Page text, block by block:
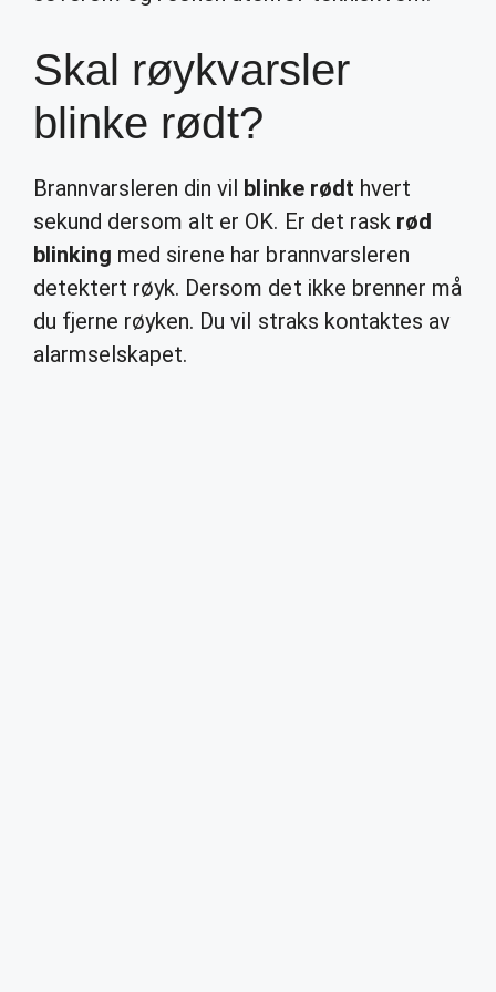
Skal røykvarsler
blinke rødt?
Brannvarsleren din vil blinke rødt hvert
sekund dersom alt er OK. Er det rask rød
blinking med sirene har brannvarsleren
detektert røyk. Dersom det ikke brenner må
du fjerne røyken. Du vil straks kontaktes av
alarmselskapet.